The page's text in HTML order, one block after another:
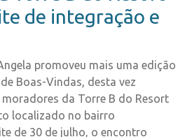
de integração e
promoveu mais uma edição
Boas-Vindas, desta vez
da Torre B do Resort
localizado no bairro
de 30 de julho, o encontro